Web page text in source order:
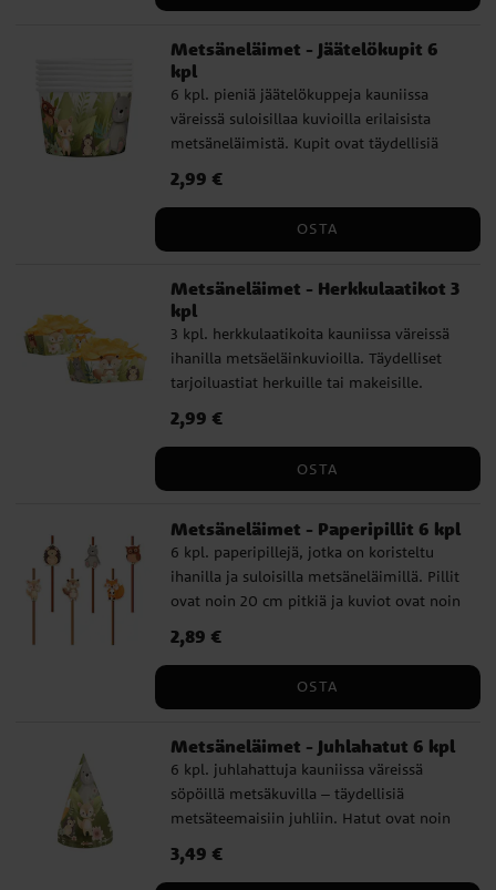
Metsäneläimet - Jäätelökupit 6
kpl
6 kpl. pieniä jäätelökuppeja kauniissa
väreissä suloisillaa kuvioilla erilaisista
metsäneläimistä. Kupit ovat täydellisiä
naposteltavien tarjoiluun. Tilavuus 150 ml,
Hinta :2,99 €
2,99 €
OSTA
Metsäneläimet - Herkkulaatikot 3
kpl
3 kpl. herkkulaatikoita kauniissa väreissä
ihanilla metsäeläinkuvioilla. Täydelliset
tarjoiluastiat herkuille tai makeisille.
koko on 15 x 10 x 7,5 cm.
Hinta :2,99 €
2,99 €
OSTA
Metsäneläimet - Paperipillit 6 kpl
6 kpl. paperipillejä, jotka on koristeltu
ihanilla ja suloisilla metsäneläimillä. Pillit
ovat noin 20 cm pitkiä ja kuviot ovat noin
Hinta :2,89 €
2,89 €
OSTA
Metsäneläimet - Juhlahatut 6 kpl
6 kpl. juhlahattuja kauniissa väreissä
söpöillä metsäkuvilla – täydellisiä
metsäteemaisiin juhliin. Hatut ovat noin
kuminauhan avulla.
Hinta :3,49 €
3,49 €